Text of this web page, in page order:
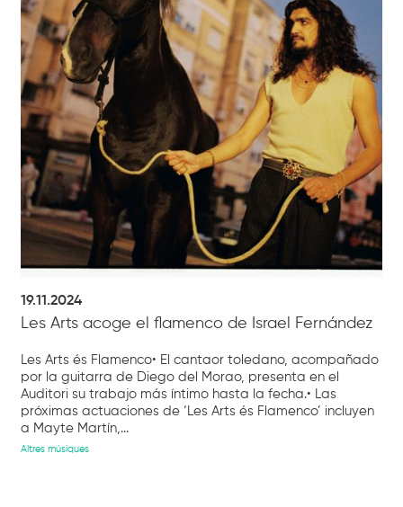
19.11.2024
Les Arts acoge el flamenco de Israel Fernández
Les Arts és Flamenco• El cantaor toledano, acompañado
por la guitarra de Diego del Morao, presenta en el
Auditori su trabajo más íntimo hasta la fecha.• Las
próximas actuaciones de ‘Les Arts és Flamenco’ incluyen
a Mayte Martín,...
Altres músiques